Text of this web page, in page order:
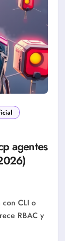
agentes
RBAC y